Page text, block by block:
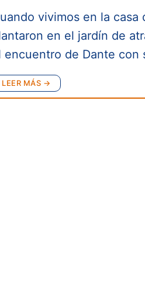
vivimos en la casa
en el jardín de
encuentro de Dante con
LEER MÁS →